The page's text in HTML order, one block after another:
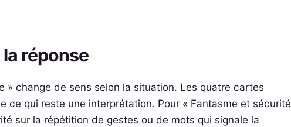
réponse
» change de sens selon la situation. Les quatre cartes
ce qui reste une interprétation. Pour « Fantasme et sécurité
sur la répétition de gestes ou de mots qui signale la